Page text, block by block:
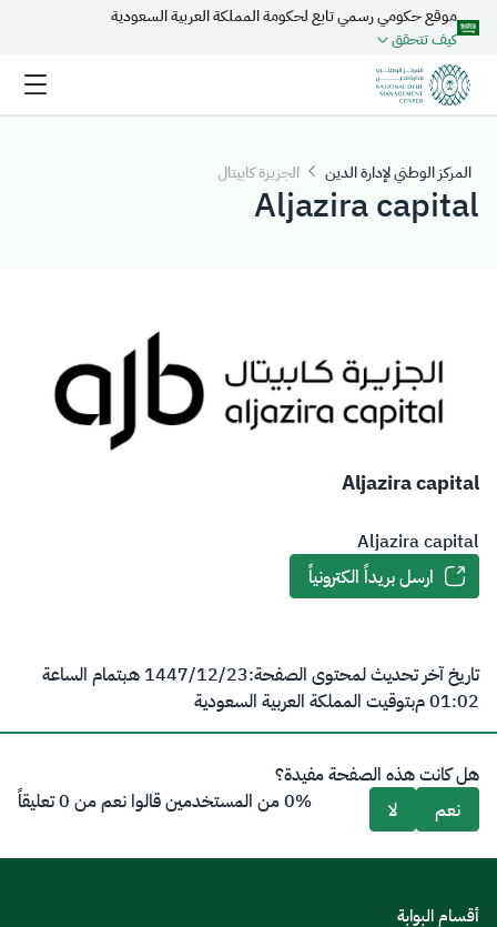
تخطي إلى المحتوى الرئيسي
موقع حكومي رسمي تابع لحكومة المملكة العربية السعودية
كيف تتحقق
المركز الوطني لإدارة الدين الجزيرة كابيتال
Aljazira capital
Aljazira capital
Aljazira capital
ارسل بريداً الكترونياً
تاريخ آخر تحديث لمحتوى الصفحة:23‏/12‏/1447 هـ
بتمام الساعة
01:02 م
بتوقيت المملكة العربية السعودية
هل كانت هذه الصفحة مفيدة؟
نعم
لا 0% من المستخدمين قالوا نعم من 0 تعليقاً
أقسام البوابة